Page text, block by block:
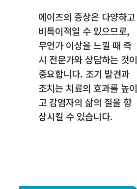
에이즈의 증상은 다양하고
비특이적일 수 있으므로,
무언가 이상을 느낄 때 즉
시 전문가와 상담하는 것이
중요합니다. 조기 발견과
조치는 치료의 효과를 높이
고 감염자의 삶의 질을 향
상시킬 수 있습니다.